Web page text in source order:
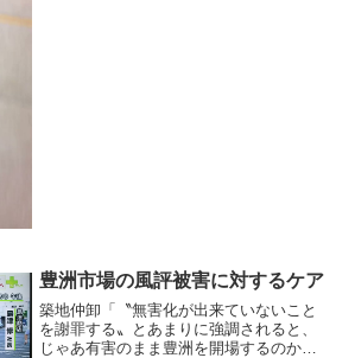
豊洲市場の風評被害に対するケア
築地仲卸「〝無害化が出来ていないこと
を謝罪する〟とあまりに強調されると、
じゃあ有害のまま豊洲を開場するのかと